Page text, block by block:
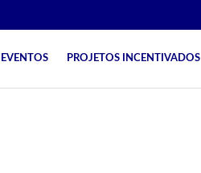
EVENTOS PROJETOS INCENTIVADOS